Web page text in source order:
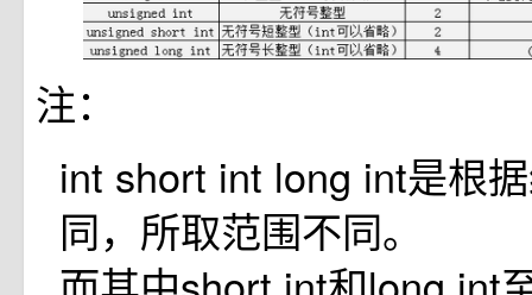
注：
int short int long int是根
同，所取范围不同。